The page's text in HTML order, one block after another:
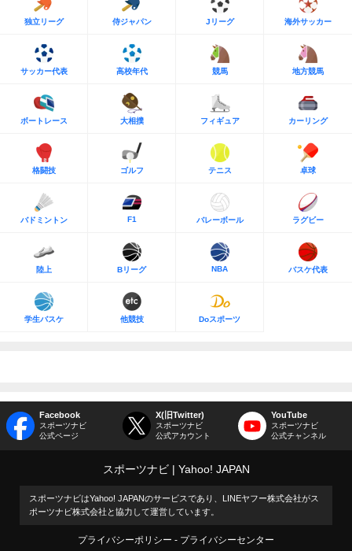
独立リーグ 侍ジャパン Jリーグ 海外サッカー
サッカー代表 高校年代 競馬 地方競馬
ボートレース 大相撲 フィギュア カーリング
格闘技 ゴルフ テニス 卓球
バドミントン F1 バレーボール ラグビー
陸上 Bリーグ NBA バスケ代表
学生バスケ 他競技 Doスポーツ
Facebook
スポーツナビ
公式ページ
X(旧Twitter)
スポーツナビ
公式アカウント
YouTube
スポーツナビ
公式チャンネル
スポーツナビ Yahoo! JAPAN
スポーツナビはYahoo! JAPANのサービスであり、LINEヤフー株式会社がス
ポーツナビ株式会社と協力して運営しています。
プライバシーポリシー プライバシーセンター